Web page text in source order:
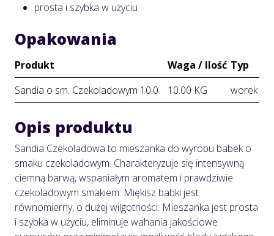
prosta i szybka w użyciu
Opakowania
Produkt Waga / Ilość Typ
Sandia o sm. Czekoladowym 10.0
10.00 KG worek
Opis produktu
Sandia Czekoladowa to mieszanka do wyrobu babek o
smaku czekoladowym. Charakteryzuje się intensywną
ciemną barwą, wspaniałym aromatem i prawdziwie
czekoladowym smakiem. Miękisz babki jest
równomierny, o dużej wilgotności. Mieszanka jest prosta
i szybka w użyciu, eliminuje wahania jakościowe